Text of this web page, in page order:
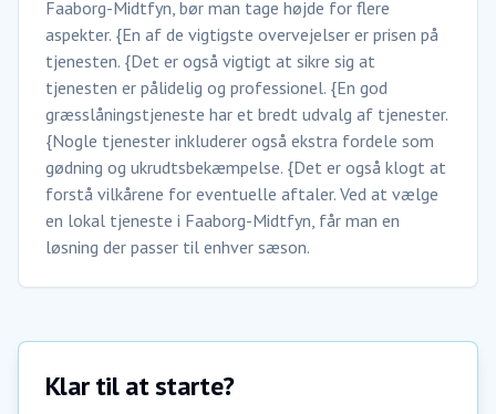
Faaborg-Midtfyn, bør man tage højde for flere
aspekter. {En af de vigtigste overvejelser er prisen på
tjenesten. {Det er også vigtigt at sikre sig at
tjenesten er pålidelig og professionel. {En god
græsslåningstjeneste har et bredt udvalg af tjenester.
{Nogle tjenester inkluderer også ekstra fordele som
gødning og ukrudtsbekæmpelse. {Det er også klogt at
forstå vilkårene for eventuelle aftaler. Ved at vælge
en lokal tjeneste i Faaborg-Midtfyn, får man en
løsning der passer til enhver sæson.
Klar til at starte?